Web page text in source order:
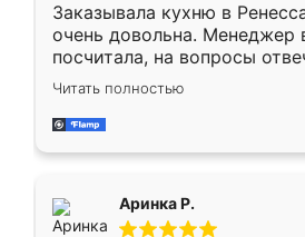
Заказывала кухню в
очень довольна. Менеджер
посчитала, на вопросы
Замерщик приехал в
делу со всей
за день, ребята работали
Читать полностью
Аринка Р.